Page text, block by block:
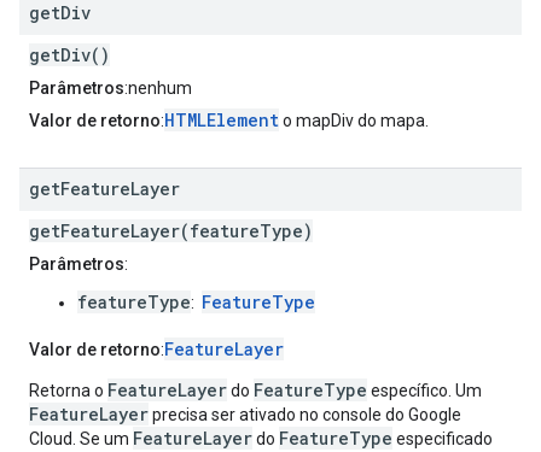
getDiv
getDiv()
Parâmetros:nenhum
Valor de retorno:HTMLElemento mapDiv do mapa.
getFeatureLayer
getFeatureLayer(featureType)
Parâmetros:
featureType: FeatureType
Valor de retorno:FeatureLayer
Retorna o FeatureLayerdo FeatureType específico. Um
FeatureLayerprecisa ser ativado no console do Google
Cloud. Se um FeatureLayerdo FeatureType especificado